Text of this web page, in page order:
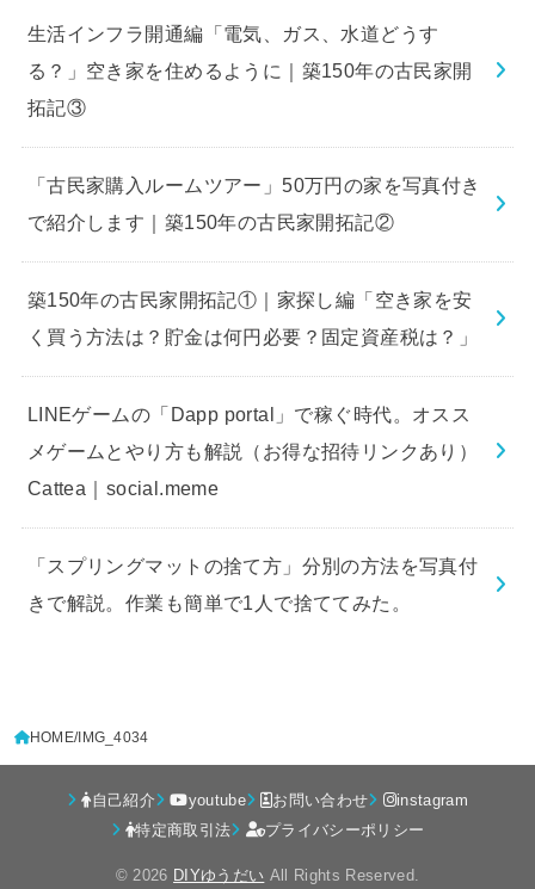
生活インフラ開通編「電気、ガス、水道どうす
る？」空き家を住めるように｜築150年の古民家開
拓記③
「古民家購入ルームツアー」50万円の家を写真付き
で紹介します｜築150年の古民家開拓記②
築150年の古民家開拓記①｜家探し編「空き家を安
く買う方法は？貯金は何円必要？固定資産税は？」
LINEゲームの「Dapp portal」で稼ぐ時代。オスス
メゲームとやり方も解説（お得な招待リンクあり）
Cattea｜social.meme
「スプリングマットの捨て方」分別の方法を写真付
きで解説。作業も簡単で1人で捨ててみた。
HOME IMG_4034
自己紹介 youtube お問い合わせ
instagram
特定商取引法
プライバシーポリシー
© 2026 DIYゆうだい All Rights Reserved.